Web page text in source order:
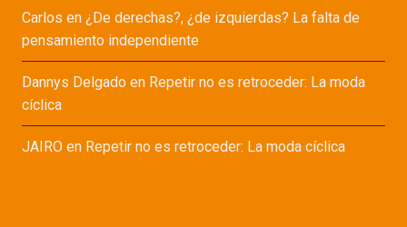
Carlos en ¿De derechas?, ¿de izquierdas? La falta de
pensamiento independiente
Dannys Delgadoen Repetir no es retroceder: La moda
cíclica
JAIROen Repetir no es retroceder: La moda cíclica